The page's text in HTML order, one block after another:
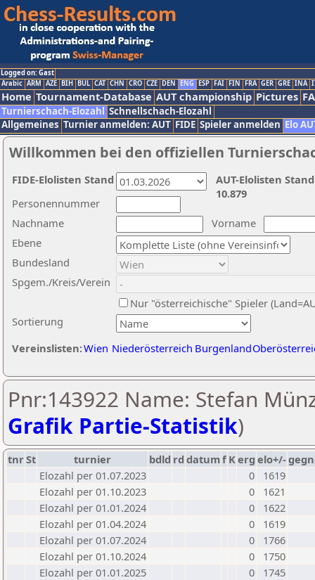
Logged on: Gast
Arabic ARM AZE BIH BUL CAT CHN CRO CZE DEN ENG ESP FAI FIN FRA GER GRE INA
Home Tournament-Database AUT championship Pictures
Turnierschach-Elozahl Schnellschach-Elozahl
Allgemeines Turnier anmelden: AUT FIDE Spieler anmelden Elo
Willkommen bei den offiziellen
Nachname
Vorname
Ebene
Sortierung
Personennummer
Bundesland
Spgem./Kreis/Verein
Nur "österreichische" Spieler
Vereinslisten:Wien Niederösterreich Burgenland
AUT-Elolisten
10.879
FIDE-Elolisten Stand
Pnr:143922 Name: Stefan
Grafik Partie-Statistik)
tnrSt turnier bdld rd datumf Kerg elo+/-
Elozahl per 01.07.2023
0
1619
Elozahl per 01.10.2023
0
1621
Elozahl per 01.01.2024
0
1622
Elozahl per 01.04.2024
0
1619
Elozahl per 01.07.2024
0
1766
Elozahl per 01.10.2024
0
1750
Elozahl per 01.01.2025
0
1745